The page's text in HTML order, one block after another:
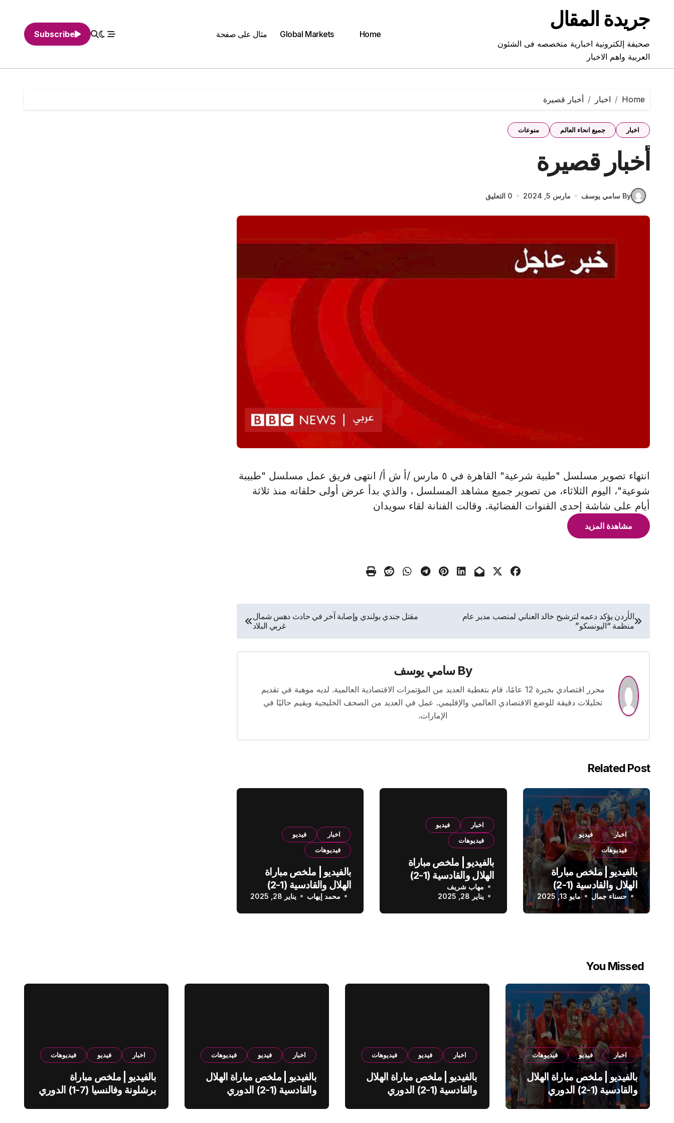
contentجريدة المقال
صحيفة إلكترونية اخبارية متخصصه فى الشئون
العربية واهم الاخبار
Home
Global Markets مثال على صفحة Subscribe
Home اخبار أخبار قصيرة
اخبار جميع انحاء العالم منوعات
أخبار قصيرة
By سامي يوسف مارس 5, 2024 0 التعليق
انتهاء تصوير مسلسل "طبية شرعية" القاهرة في ٥ مارس /أ ش أ/ انتهى فريق عمل مسلسل "طبيبة
شوعية"، اليوم الثلاثاء، من تصوير جميع مشاهد المسلسل ، والذي بدأ عرض أولى حلقاته منذ ثلاثة
أيام على شاشة إحدى القنوات الفضائية. وقالت الفنانة لقاء سويدان
مشاهدة المزيد
تصفّح
المقالات
الأردن يؤكد دعمه لترشيح خالد العناني لمنصب مدير عام
منظمة “اليونسكو”
مقتل جندي بولندي وإصابة آخر في حادث دهس شمال
غربي البلاد
By سامي يوسف
محرر اقتصادي بخبرة 12 عامًا، قام بتغطية العديد من المؤتمرات الاقتصادية العالمية. لديه موهبة في تقديم
تحليلات دقيقة للوضع الاقتصادي العالمي والإقليمي. عمل في العديد من الصحف الخليجية ويقيم حاليًا في
الإمارات.
Related Post
اخبار
فيديو
فيديوهات
بالفيديو | ملخص مباراة
الهلال والقادسية (1-2)
الدوري السعودي
حسناء جمال مايو 13, 2025
اخبار
فيديو
فيديوهات
بالفيديو | ملخص مباراة
الهلال والقادسية (1-2)
الدوري السعودي
مهاب شريف
يناير 28, 2025
اخبار
فيديو
فيديوهات
بالفيديو | ملخص مباراة
الهلال والقادسية (1-2)
الدوري السعودي
محمد إيهاب يناير 28, 2025
You Missed
اخبار فيديو فيديوهات
بالفيديو | ملخص مباراة الهلال
والقادسية (1-2) الدوري
السعودي
اخبار فيديو فيديوهات
بالفيديو | ملخص مباراة الهلال
والقادسية (1-2) الدوري
اخبار فيديو فيديوهات
بالفيديو | ملخص مباراة الهلال
والقادسية (1-2) الدوري
اخبار فيديو فيديوهات
بالفيديو | ملخص مباراة
برشلونة وفالنسيا (7-1) الدوري